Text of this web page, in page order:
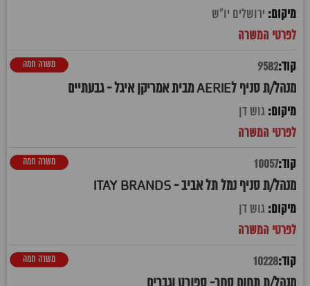
ירושלים יו"ש
9582
מנהל/ת סניף לAERIE מבית אמריקן איגל - גבעתיים
משרה חמה
גוש דן
10057
מנהל/ת סניף נמל תל אביב - ITAY BRANDS
משרה חמה
גוש דן
10228 משרה חמה